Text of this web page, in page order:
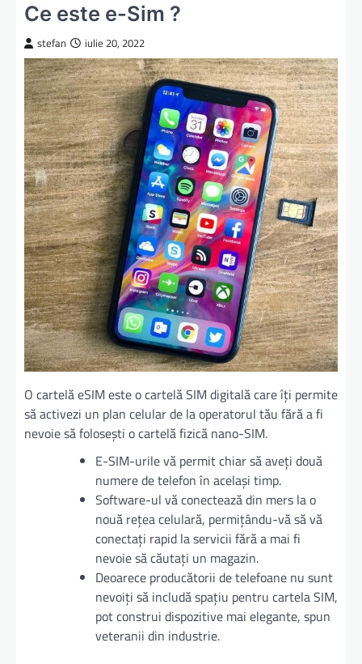
Ce este e-Sim ?
stefan iulie 20, 2022
O cartelă eSIM este o cartelă SIM digitală care îți permite
să activezi un plan celular de la operatorul tău fără a fi
nevoie să folosești o cartelă fizică nano-SIM.
E-SIM-urile vă permit chiar să aveți două
numere de telefon în același timp.
Software-ul vă conectează din mers la o
nouă rețea celulară, permițându-vă să vă
conectați rapid la servicii fără a mai fi
nevoie să căutați un magazin.
Deoarece producătorii de telefoane nu sunt
nevoiți să includă spațiu pentru cartela SIM,
pot construi dispozitive mai elegante, spun
veteranii din industrie.